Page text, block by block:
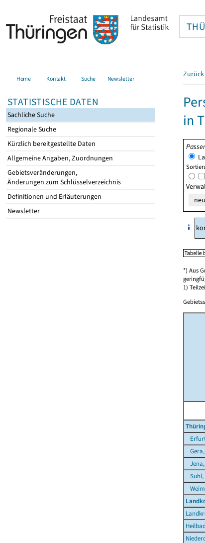
Home Kontakt Suche Newsletter
STATISTISCHE DATEN
Sachliche Suche
Regionale Suche
Kürzlich bereitgestellte Daten
Allgemeine Angaben, Zuordnungen
Gebietsveränderungen,
Änderungen zum Schlüsselverzeichnis
Definitionen und Erläuterungen
Newsletter
Zurück
in
*) Aus
1)